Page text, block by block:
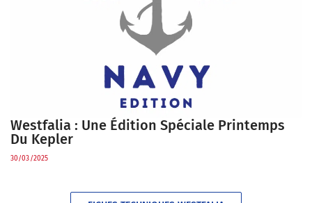
Westfalia : Une Édition Spéciale Printemps
Du Kepler
30/03/2025